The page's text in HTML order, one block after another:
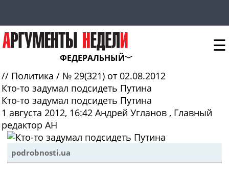
ФЕДЕРАЛЬНЫЙ
☰
// Политика / № 29(321) от 02.08.2012
Кто-то задумал подсидеть Путина
Кто-то задумал подсидеть Путина
1 августа 2012, 16:42 Андрей Угланов , Главный
редактор АН
podrobnosti.ua